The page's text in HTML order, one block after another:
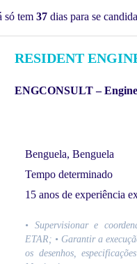
só tem 37 dias para se
RESIDENT
ENGCONSULT –
Benguela, Benguela
Tempo determinado
15 anos de experiência
• Supervisionar e
ETAR; • Garantir a
os desenhos,